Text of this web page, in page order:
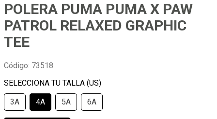
POLERA PUMA PUMA X PAW
PATROL RELAXED GRAPHIC
TEE
Código: 73518
3A 4A 5A 6A